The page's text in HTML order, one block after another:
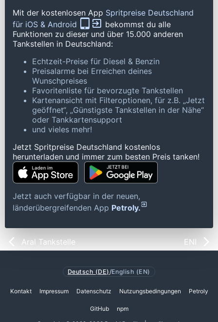
Mit der kostenlosen App Spritpreise Deutschland
für iOS & Android
bekommst du alle
Funktionen zu dieser und über 15.000 anderen
Tankstellen in Deutschland:
Echtzeit-Preise für Diesel & Benzin
Preisalarme bei Erreichen deines
Wunschpreises
Favoritenliste für bevorzugte Tankstellen
Kartenansicht mit Filteroptionen, für z.B. „Jetzt
geöffnet“, „Günstigste Tankstellen in der Nähe“
oder Tankkartensupport
und vieles mehr!
Jetzt Spritpreise Deutschland kostenlos
herunterladen und immer zum besten Preis tanken!
Jetzt auch verfügbar in der neuen,
länderübergreifenden App Petroly.
Aral Tankstelle ENI
Deutsch (DE) /English (EN)
Kontakt Impressum Datenschutz Nutzungsbedingungen Petroly
GitHub npm